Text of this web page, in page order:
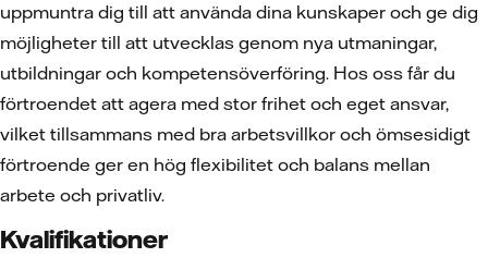
uppmuntra dig till att använda dina kunskaper och ge dig
möjligheter till att utvecklas genom nya utmaningar,
utbildningar och kompetensöverföring. Hos oss får du
förtroendet att agera med stor frihet och eget ansvar,
vilket tillsammans med bra arbetsvillkor och ömsesidigt
förtroende ger en hög flexibilitet och balans mellan
arbete och privatliv.
Kvalifikationer